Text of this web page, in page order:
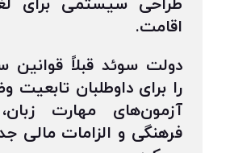
طراحی سیستمی برای
اقامت.
دولت سوئد قبلاً قوانین
را برای داوطلبان تابعیت
آزمون‌های مهارت
فرهنگی و الزامات مالی